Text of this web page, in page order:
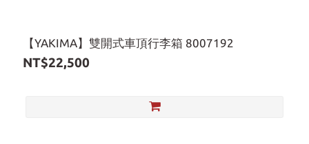
【YAKIMA】雙開式車頂行李箱 8007192
NT$22,500